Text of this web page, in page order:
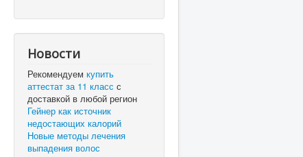
Новости
Рекомендуем купить
аттестат за 11 класс с
доставкой в любой регион
Гейнер как источник
недостающих калорий
Новые методы лечения
выпадения волос